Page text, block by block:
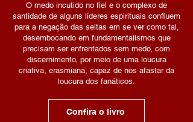
O medo incutido no fiel e o complexo de
santidade de alguns líderes espirituais confluem
para a negação das seitas em se ver como tal,
desembocando em fundamentalismos que
precisam ser enfrentados sem medo, com
discernimento, por meio de uma loucura
criativa, erasmiana, capaz de nos afastar da
loucura dos fanáticos.
Confira o livro